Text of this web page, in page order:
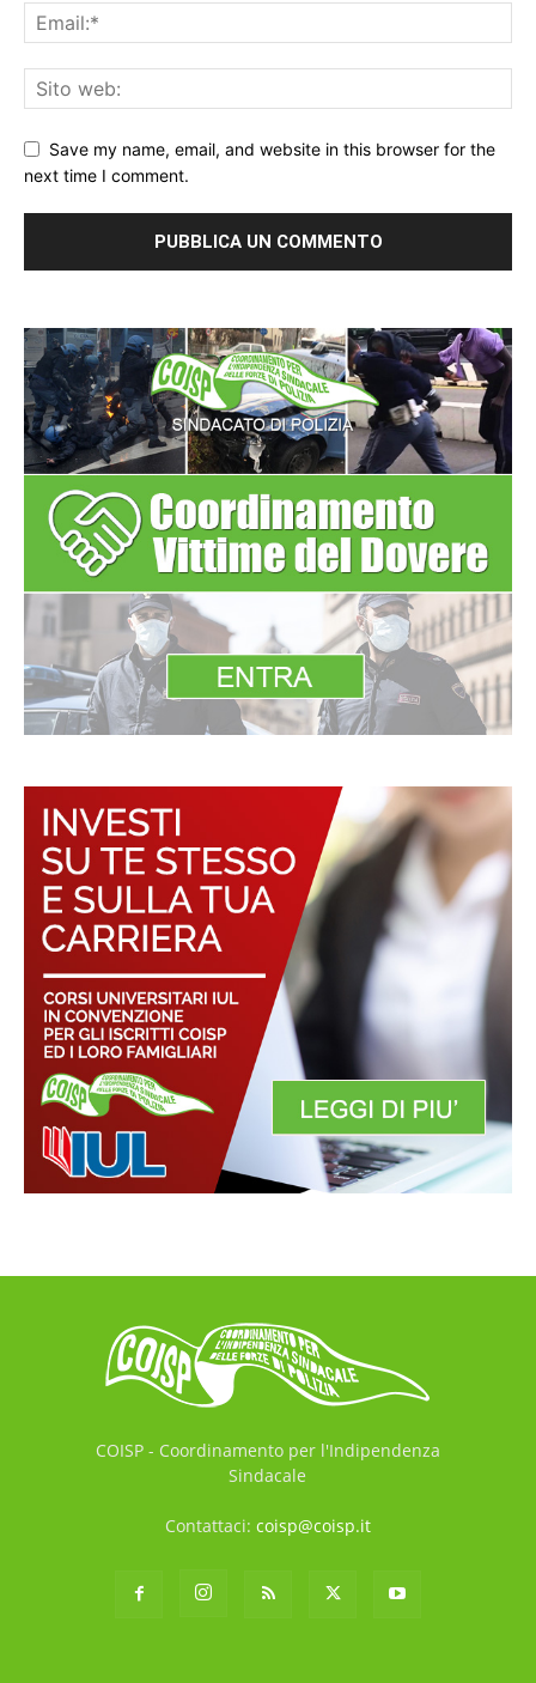
Save my name, email, and website in this browser for the
next time I comment.
COISP - Coordinamento per l'Indipendenza
Sindacale
Contattaci: coisp@coisp.it